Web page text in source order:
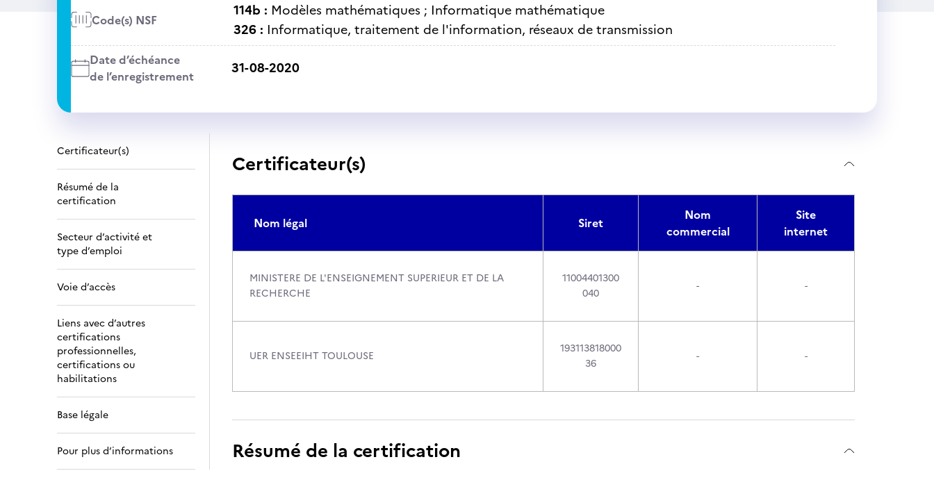
Code(s) NSF
114b : Modèles mathématiques ; Informatique mathématique
326 : Informatique, traitement de l'information, réseaux de transmission
Date d’échéance
de l’enregistrement
31-08-2020
Certificateur(s)
Résumé de la
certification
Secteur d’activité et
type d’emploi
Voie d’accès
Liens avec d’autres
certifications
professionnelles,
certifications ou
habilitations
Base légale
Pour plus d’informations
Certificateur(s)
Nom légal Siret
Nom
commercial
Site
internet
MINISTERE DE L'ENSEIGNEMENT SUPERIEUR ET DE LA
RECHERCHE
11004401300
040
- -
UER ENSEEIHT TOULOUSE
193113818000
36
- -
Résumé de la certification